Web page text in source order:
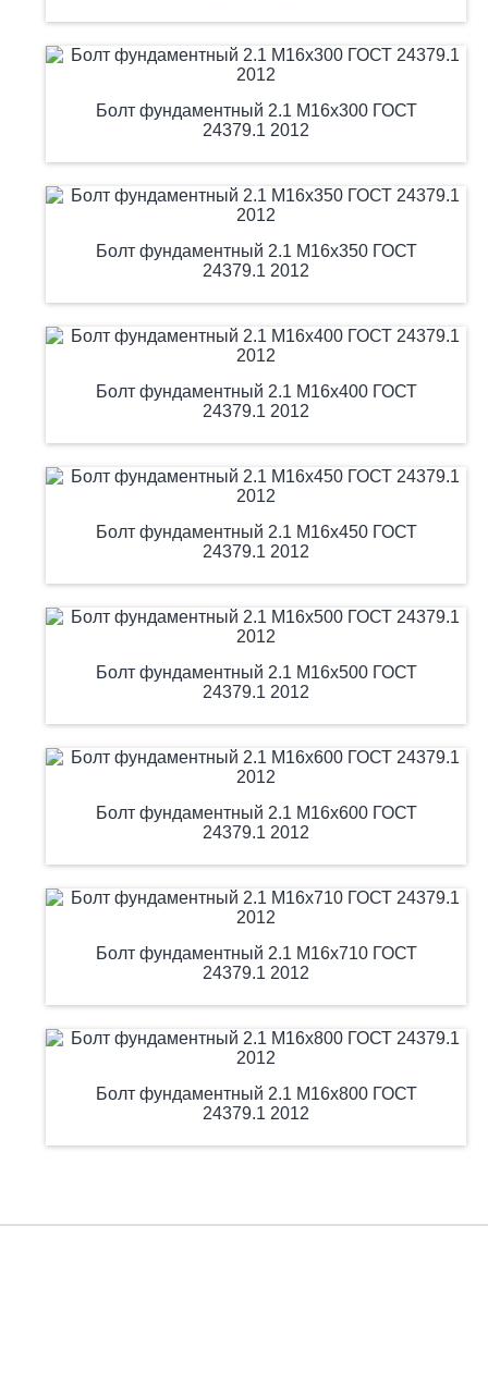
Болт фундаментный 2.1 М16х300 ГОСТ
24379.1 2012
Болт фундаментный 2.1 М16х350 ГОСТ
24379.1 2012
Болт фундаментный 2.1 М16х400 ГОСТ
24379.1 2012
Болт фундаментный 2.1 М16х450 ГОСТ
24379.1 2012
Болт фундаментный 2.1 М16х500 ГОСТ
24379.1 2012
Болт фундаментный 2.1 М16х600 ГОСТ
24379.1 2012
Болт фундаментный 2.1 М16х710 ГОСТ
24379.1 2012
Болт фундаментный 2.1 М16х800 ГОСТ
24379.1 2012